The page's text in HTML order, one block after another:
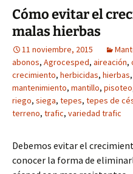
Cómo evitar el
malas hierbas
11 noviembre, 2015
abonos, Agrocesped, aireación,
crecimiento, herbicidas, hierbas,
mantenimiento, mantillo, pisoteo
riego, siega, tepes, tepes de
terreno, trafic, variedad trafic
Debemos evitar el
conocer la forma de